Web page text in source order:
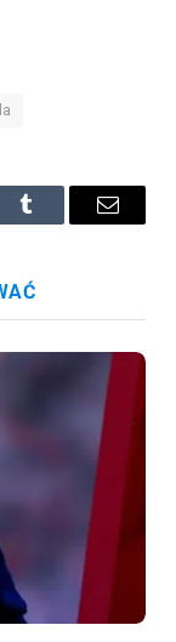
Tumblr Email